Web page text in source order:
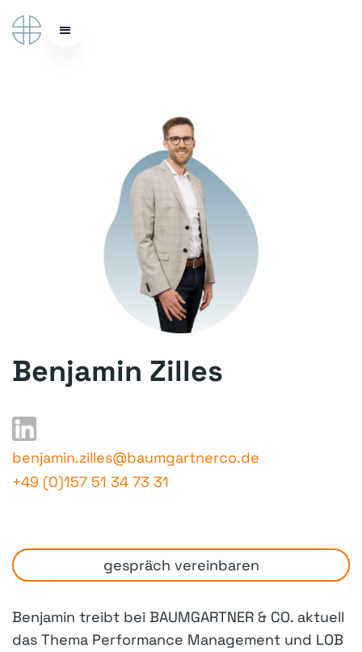
Benjamin Zilles
benjamin.zilles@baumgartnerco.de
+49 (0)157 51 34 73 31
gespräch vereinbaren
Benjamin treibt bei BAUMGARTNER & CO. aktuell
das Thema Performance Management und LOB